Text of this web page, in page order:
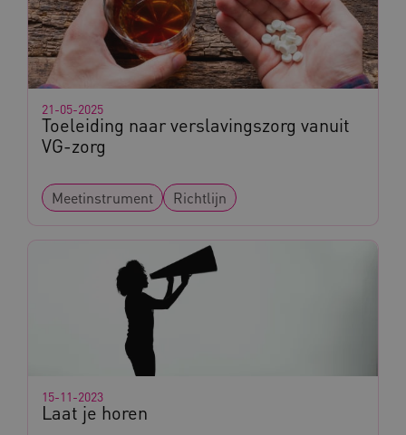
Toeleiding naar verslavingszorg vanuit
VG-zorg
21-05-2025
Meetinstrument Richtlijn
Laat je horen
15-11-2023
ARRAffinity
Microsoft Corporation
.www.kennispleingehandicaptensector.nl
CookieScriptConsent
CookieScript
www.kennispleingehandicaptensector.nl
AWSALBCORS